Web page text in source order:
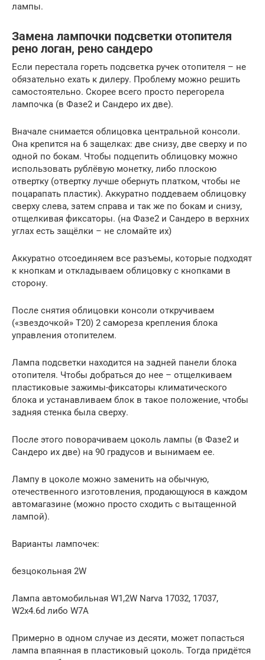
лампы.
Замена лампочки подсветки отопителя
рено логан, рено сандеро
Если перестала гореть подсветка ручек отопителя – не
обязательно ехать к дилеру. Проблему можно решить
самостоятельно. Скорее всего просто перегорела
лампочка (в Фазе2 и Сандеро их две).
Вначале снимается облицовка центральной консоли.
Она крепится на 6 защелках: две снизу, две сверху и по
одной по бокам. Чтобы подцепить облицовку можно
использовать рублёвую монетку, либо плоскою
отвертку (отвертку лучше обернуть платком, чтобы не
поцарапать пластик). Аккуратно поддеваем облицовку
сверху слева, затем справа и так же по бокам и снизу,
отщелкивая фиксаторы. (на Фазе2 и Сандеро в верхних
углах есть защёлки – не сломайте их)
Аккуратно отсоединяем все разъемы, которые подходят
к кнопкам и откладываем облицовку с кнопками в
сторону.
После снятия облицовки консоли откручиваем
(«звездочкой» Т20) 2 самореза крепления блока
управления отопителем.
Лампа подсветки находится на задней панели блока
отопителя. Чтобы добраться до нее – отщелкиваем
пластиковые зажимы-фиксаторы климатического
блока и устанавливаем блок в такое положение, чтобы
задняя стенка была сверху.
После этого поворачиваем цоколь лампы (в Фазе2 и
Сандеро их две) на 90 градусов и вынимаем ее.
Лампу в цоколе можно заменить на обычную,
отечественного изготовления, продающуюся в каждом
автомагазине (можно просто сходить с вытащенной
лампой).
Варианты лампочек:
безцокольная 2W
Лампа автомобильная W1,2W Narva 17032, 17037,
W2x4.6d либо W7A
Примерно в одном случае из десяти, может попасться
лампа впаянная в пластиковый цоколь. Тогда придётся